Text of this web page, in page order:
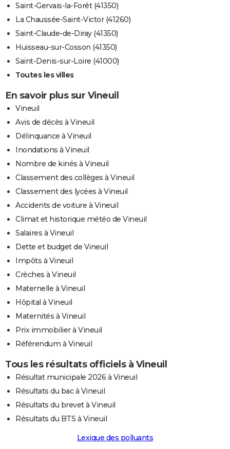
Saint-Gervais-la-Forêt (41350)
La Chaussée-Saint-Victor (41260)
Saint-Claude-de-Diray (41350)
Huisseau-sur-Cosson (41350)
Saint-Denis-sur-Loire (41000)
Toutes les villes
En savoir plus sur Vineuil
Vineuil
Avis de décès à Vineuil
Délinquance à Vineuil
Inondations à Vineuil
Nombre de kinés à Vineuil
Classement des collèges à Vineuil
Classement des lycées à Vineuil
Accidents de voiture à Vineuil
Climat et historique météo de Vineuil
Salaires à Vineuil
Dette et budget de Vineuil
Impôts à Vineuil
Crèches à Vineuil
Maternelle à Vineuil
Hôpital à Vineuil
Maternités à Vineuil
Prix immobilier à Vineuil
Référendum à Vineuil
Tous les résultats officiels à Vineuil
Résultat municipale 2026 à Vineuil
Résultats du bac à Vineuil
Résultats du brevet à Vineuil
Résultats du BTS à Vineuil
Lexique des polluants